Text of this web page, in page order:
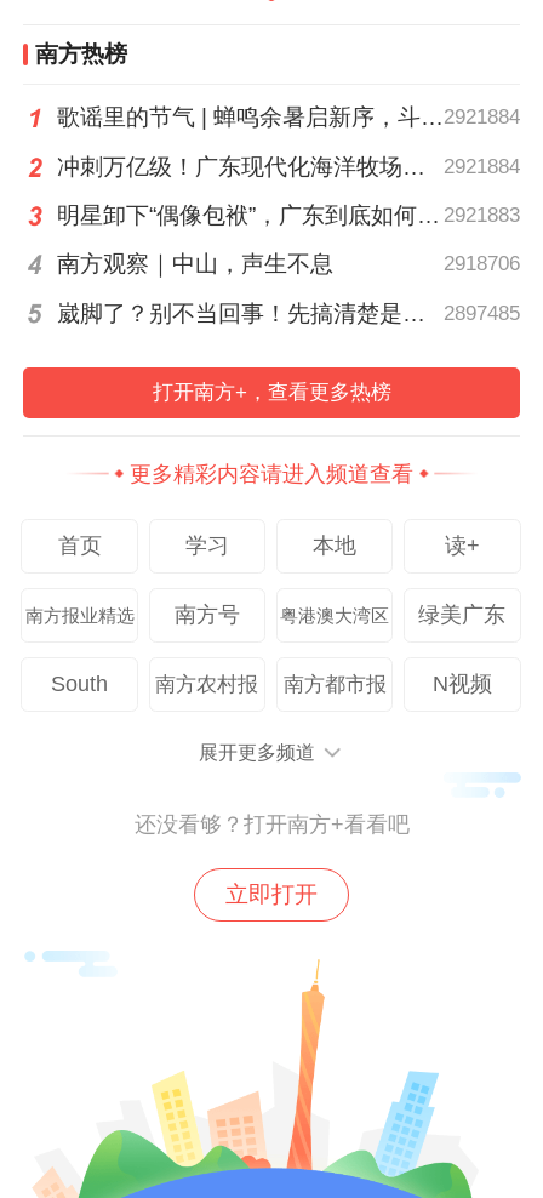
希望能发挥我们的力量为孩子们撑起一把‘安
全伞’，增强法治意识，让他们健康成
近年来，珠海科技学院与紫金县持续深化帮
扶合作，将高校资源与地方需求深度融合、
领域取得显著成果，为“百县千镇万村高质量
发展工程”注入了高校智慧与青春动能。未
来，随着百校联百县助力“百千万工程”行动
的深化，校地双方还将探索更多合作模式，
转载
编辑 刘梓欣
心向往之，久行必至。
南方热榜
歌谣里的节气 | 蝉鸣余暑启新序，斗指西南迎立秋2921884
冲刺万亿级！广东现代化海洋牧场建设提速 2921884
明星卸下“偶像包袱”，广东到底如何让人变松弛？ | 好看·南方号 2921883
南方观察｜中山，声生不息 2918706
崴脚了？别不当回事！先搞清楚是几级伤｜运动加油站 2897485
打开南方+，查看更多热榜
更多精彩内容请进入频道查看
首页 学习 本地 读+
南方报业精选 南方号 粤港澳大湾区 绿美广东
South 南方农村报 南方都市报 N视频
展开更多频道
还没看够？打开南方+看看吧
立即打开